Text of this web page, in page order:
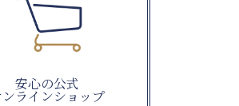
安心の公式
ラインショップ